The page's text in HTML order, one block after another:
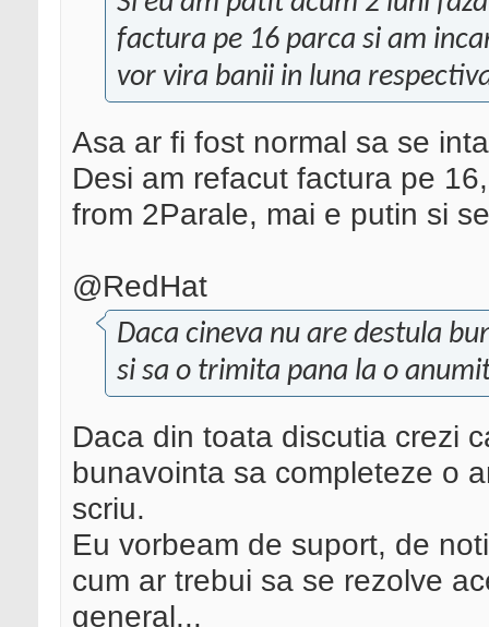
factura pe 16 parca si am
vor vira banii in luna
Asa ar fi fost normal sa se
Desi am refacut factura pe
from 2Parale, mai e putin si
@RedHat
Daca cineva nu are destula
si sa o trimita pana la o
Daca din toata discutia crezi
bunavointa sa completeze o
scriu.
Eu vorbeam de suport, de
cum ar trebui sa se rezolve
general...